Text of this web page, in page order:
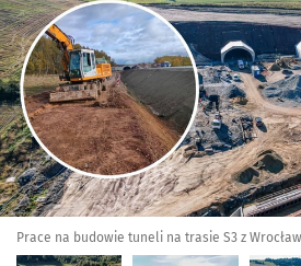
Prace na budowie tuneli na trasie S3 z